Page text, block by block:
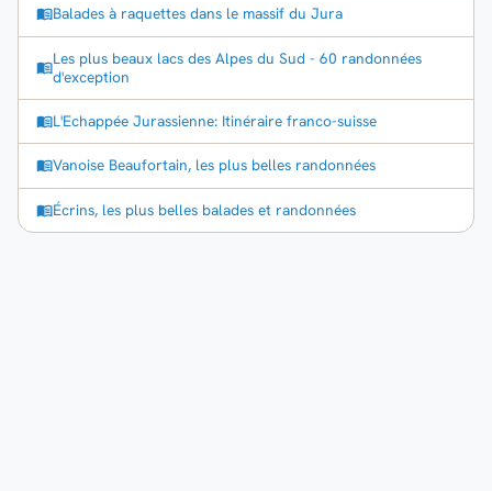
Balades à raquettes dans le massif du Jura
Les plus beaux lacs des Alpes du Sud - 60 randonnées
d'exception
L'Echappée Jurassienne: Itinéraire franco-suisse
Vanoise Beaufortain, les plus belles randonnées
Écrins, les plus belles balades et randonnées